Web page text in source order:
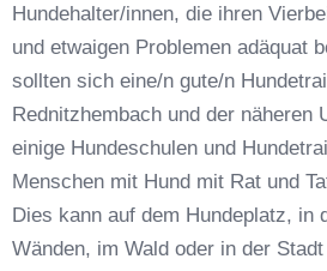
Hundetrainer Ausbildung in
oder online
Hundezubehör für das
Hundespielzeug zur
Preisvergleich der
Rednitzhembach
Hundeschulen vs.
Hundehalter/innen, die ihren
und etwaigen Problemen adäquat
sollten sich eine/n gute/n
Rednitzhembach und der näheren
einige Hundeschulen und
Menschen mit Hund mit Rat und
Dies kann auf dem Hundeplatz, in
Wänden, im Wald oder in der